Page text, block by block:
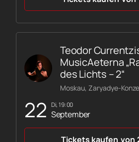
22 Di, 19:00
September
Teodor
MusicAeterna
des Lichts – 2“
Moskau, Zaryadye-
Tickets kaufen von